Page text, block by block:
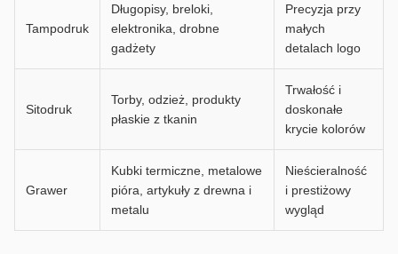
Tampodruk
Długopisy, breloki,
elektronika, drobne
gadżety
Precyzja przy
małych
detalach logo
Sitodruk
Torby, odzież, produkty
płaskie z tkanin
Trwałość i
doskonałe
krycie kolorów
Grawer
Kubki termiczne, metalowe
pióra, artykuły z drewna i
metalu
Nieścieralność
i prestiżowy
wygląd